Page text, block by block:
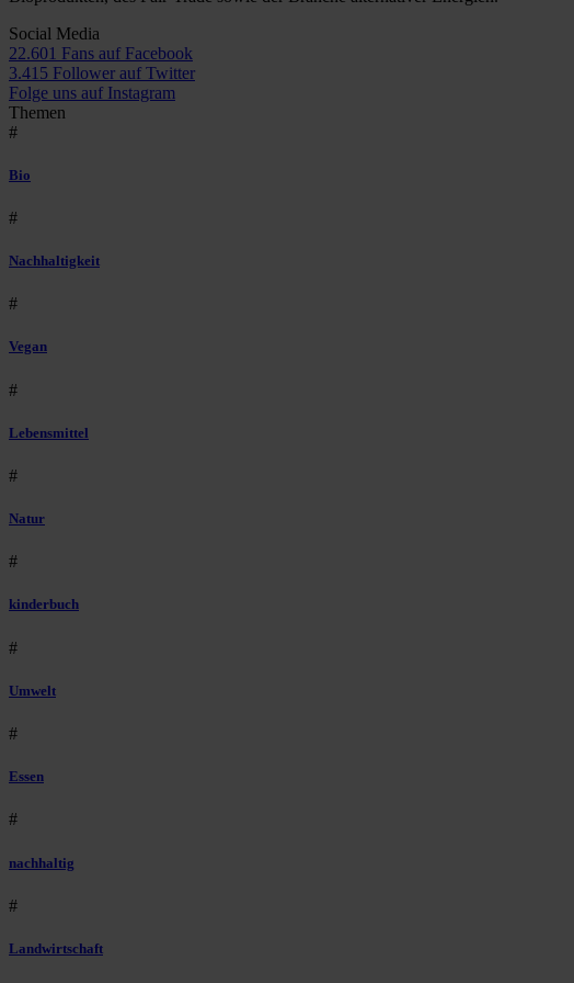
Social Media
22.601 Fans auf Facebook
3.415 Follower auf Twitter
Folge uns auf Instagram
Themen
#
Bio
#
Nachhaltigkeit
#
Vegan
#
Lebensmittel
#
Natur
#
kinderbuch
#
Umwelt
#
Essen
#
nachhaltig
#
Landwirtschaft